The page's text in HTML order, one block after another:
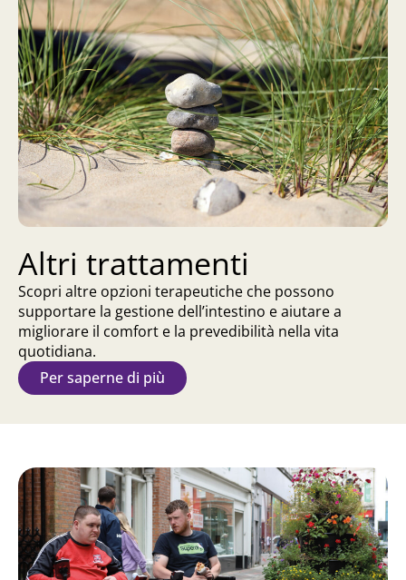
Altri trattamenti
Scopri altre opzioni terapeutiche che possono
supportare la gestione dell’intestino e aiutare a
migliorare il comfort e la prevedibilità nella vita
quotidiana.
Per saperne di più